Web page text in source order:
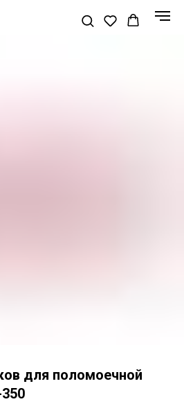
для поломоечной